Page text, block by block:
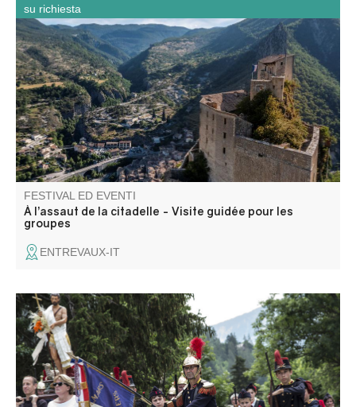
Ancien château fort, devenue citadelle puis prison, ce
monument d’Entrevaux témoigne des différentes phases
de fortifications de la ville.
FESTIVAL ED EVENTI
À l’assaut de la citadelle - Visite guidée pour les
groupes
su richiesta
ENTREVAUX-IT
Venite a scoprire St Jean-Baptiste con le sue sfilate di
pompieri armati e ragazze della mensa in costume di
Napoleone III, le aubades, le cerimonie, le danze popolari
all'aperto, le bande di ottoni e le processioni.